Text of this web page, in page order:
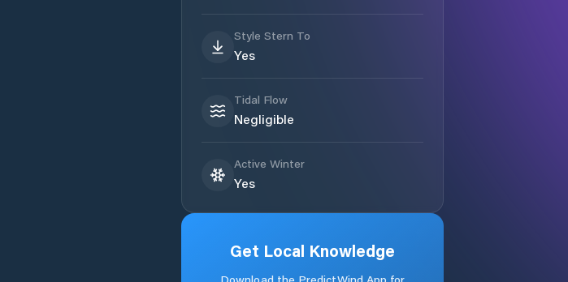
Style Stern To
Yes
Tidal Flow
Negligible
Active Winter
Yes
Get Local Knowledge